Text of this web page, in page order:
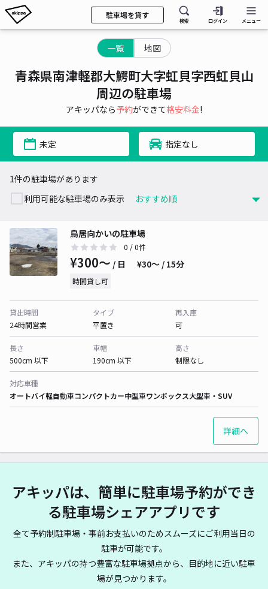
駐車場を貸す
検索 ログイン メニュー
一覧 地図
青森県南津軽郡大鰐町大字虹貝字西虹貝山
周辺の駐車場
アキッパなら予約ができて格安料金!
未定 指定なし
1件の駐車場があります
利用可能な駐車場のみ表示
鳥居向かいの駐車場
0 / 0件
¥300〜 / 日 ¥30〜 / 15分
時間貸し可
貸出時間
24時間営業
タイプ
平置き
再入庫
可
長さ
500cm 以下
車幅
190cm 以下
高さ
制限なし
対応車種
オートバイ軽自動車コンパクトカー中型車ワンボックス大型車・SUV
詳細へ
アキッパは、簡単に駐車場予約ができ
る駐車場シェアアプリです
全て予約制駐車場・事前お支払いのためスムーズにご利用当日の
駐車が可能です。
また、アキッパの持つ豊富な駐車場拠点から、目的地に近い駐車
場が見つかります。